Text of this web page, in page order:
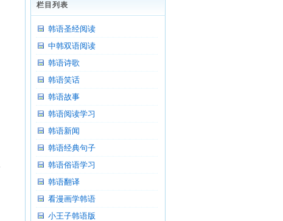
栏目列表
韩语圣经阅读
中韩双语阅读
韩语诗歌
韩语笑话
韩语故事
韩语阅读学习
韩语新闻
韩语经典句子
韩语俗语学习
韩语翻译
看漫画学韩语
小王子韩语版